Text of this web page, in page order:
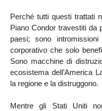
Perché tutti questi trattati
Piano Condor travestiti da
paesi; sono
corporativo che solo
Sono macchine di
ecosistema dell’America
la regione e la distruggono.
Mentre gli Stati Uniti